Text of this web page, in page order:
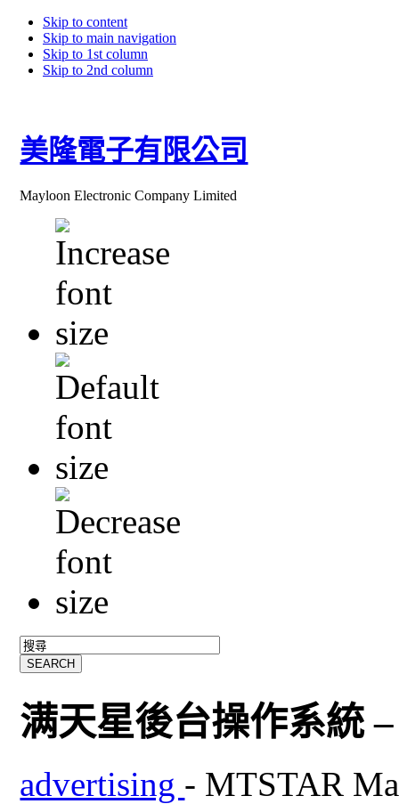
Skip to content
Skip to main navigation
Skip to 1st column
Skip to 2nd column
美隆電子有限公司
Mayloon Electronic Company Limited
满天星後台操作系統
advertising - MTSTAR